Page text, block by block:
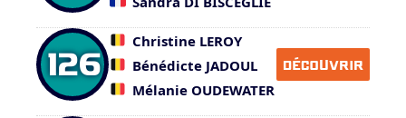
126
Christine LEROY
Bénédicte JADOUL
Mélanie OUDEWATER
DÉCOUVRIR